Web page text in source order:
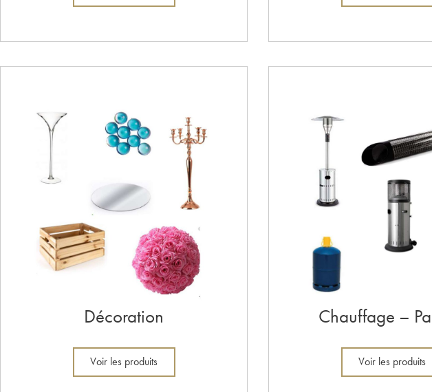
Décoration
Voir les produits
Chauffage –
Voir les produits